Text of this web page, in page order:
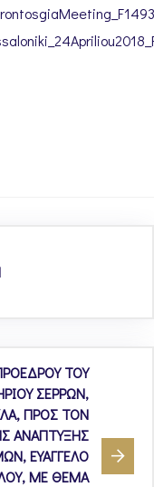
ΤΟΥ
ΣΕΡΡΩΝ,
ΠΡΟΣ ΤΟΝ
ΑΝΑΠΤΥΞΗΣ
ΕΥΑΓΓΕΛΟ
ΜΕ ΘΕΜΑ